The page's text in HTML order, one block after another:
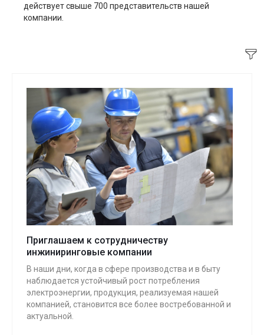
действует свыше 700 представительств нашей
компании.
Приглашаем к сотрудничеству
инжиниринговые компании
В наши дни, когда в сфере производства и в быту
наблюдается устойчивый рост потребления
электроэнергии, продукция, реализуемая нашей
компанией, становится все более востребованной и
актуальной.